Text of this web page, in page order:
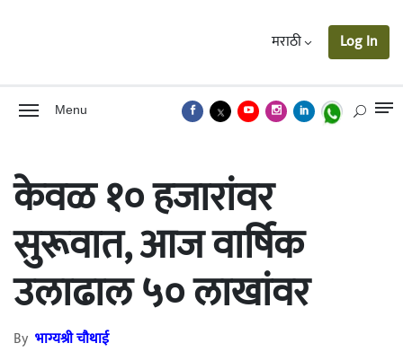
मराठी Log In
Menu
केवळ १० हजारांवर
सुरूवात, आज वार्षिक
उलाढाल ५० लाखांवर
By भाग्यश्री चौथाई